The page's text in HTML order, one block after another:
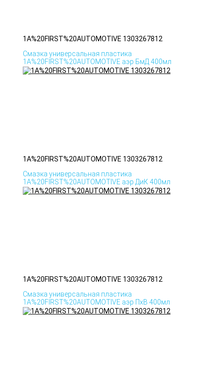
1A%20FIRST%20AUTOMOTIVE 1303267812
Смазка универсальная пластика
1A%20FIRST%20AUTOMOTIVE аэр БмД 400мл
1A%20FIRST%20AUTOMOTIVE 1303267812
Смазка универсальная пластика
1A%20FIRST%20AUTOMOTIVE аэр ДиК 400мл
1A%20FIRST%20AUTOMOTIVE 1303267812
Смазка универсальная пластика
1A%20FIRST%20AUTOMOTIVE аэр ПхВ 400мл